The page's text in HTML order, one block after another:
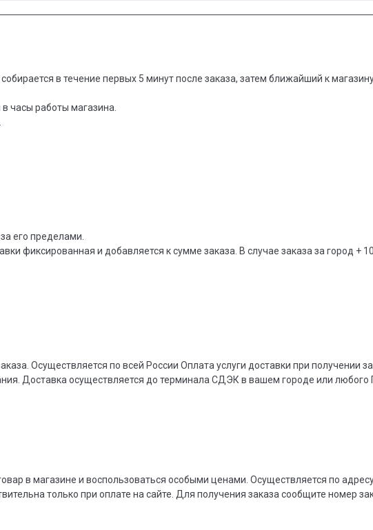
в течение первых 5 минут после заказа, затем ближайший к
часы работы магазина.
его пределами.
фиксированная и добавляется к сумме заказа. В случае заказа за город +
Осуществляется по всей России Оплата услуги доставки при получении
Доставка осуществляется до терминала СДЭК в вашем городе или
в магазине и воспользоваться особыми ценами. Осуществляется по
только при оплате на сайте. Для получения заказа сообщите номер